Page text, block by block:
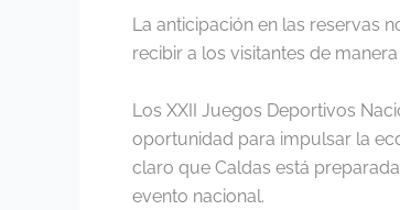
La anticipación en las reservas
recibir a los visitantes de
Los XXII Juegos Deportivos
oportunidad para impulsar la
claro que Caldas está
evento nacional.